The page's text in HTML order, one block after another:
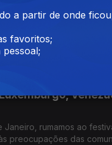
um antigo locutor
e dois amantes do ensino,
rumamos ao
preocupações das
a partir de onde
favoritos;
pessoal;